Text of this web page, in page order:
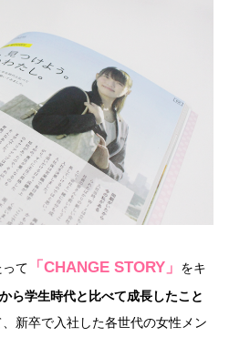
て 「CHANGE STORY」
をキ
ら学生時代と比べて成長したこと
新卒で入社した各世代の女性メン